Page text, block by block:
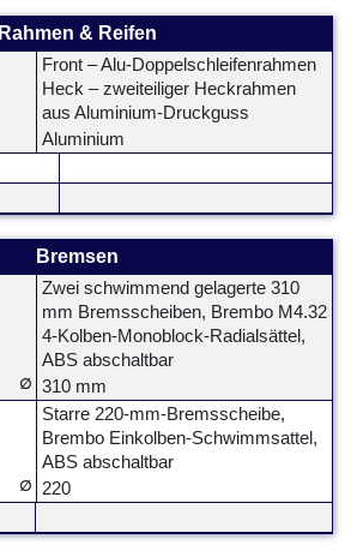
Rahmen & Reifen
Front – Alu-Doppelschleifenrahmen
Heck – zweiteiliger Heckrahmen
aus Aluminium-Druckguss
Aluminium
Bremsen
Zwei schwimmend gelagerte 310
mm Bremsscheiben, Brembo M4.32
4-Kolben-Monoblock-Radialsättel,
ABS abschaltbar
∅ 310 mm
Starre 220-mm-Bremsscheibe,
Brembo Einkolben-Schwimmsattel,
ABS abschaltbar
∅ 220